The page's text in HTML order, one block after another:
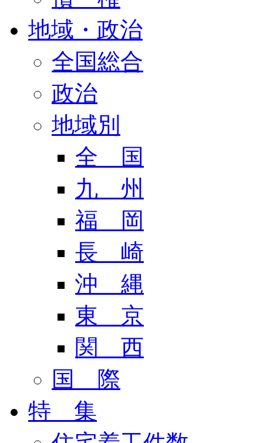
地域・政治
全国総合
政治
地域別
全 国
九 州
福 岡
長 崎
沖 縄
東 京
関 西
国 際
特 集